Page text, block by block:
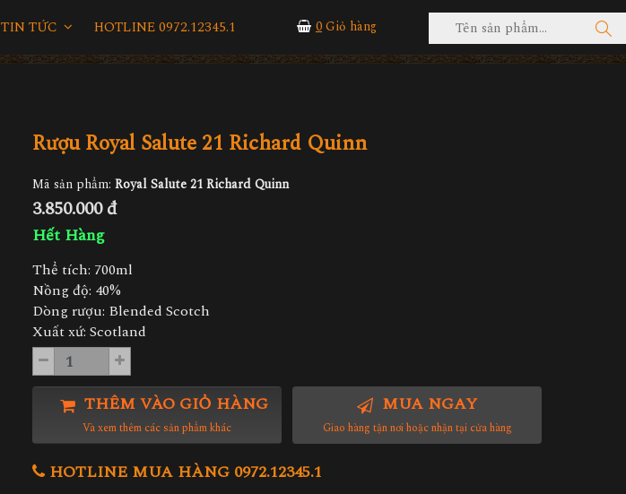
TIN TỨC HOTLINE 0972.12345.1 0Giỏ hàng
Rượu Royal Salute 21 Richard Quinn
Mã sản phẩm: Royal Salute 21 Richard Quinn
3.850.000 đ
Hết Hàng
Thể tích: 700ml
Nồng độ: 40%
Dòng rượu: Blended Scotch
Xuất xứ: Scotland
THÊM VÀO GIỎ HÀNG
Và xem thêm các sản phẩm khác
MUA NGAY
Giao hàng tận nơi hoặc nhận tại cửa hàng
HOTLINE MUA HÀNG 0972.12345.1